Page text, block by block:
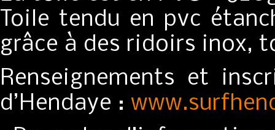
Toile tendu en pvc
grâce à des ridoirs inox,
Renseignements et
d’Hendaye :